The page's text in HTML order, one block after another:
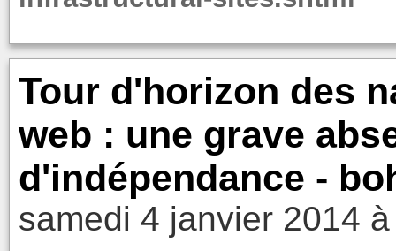
Tour d'horizon des
web : une grave
d'indépendance -
samedi 4 janvier 2014